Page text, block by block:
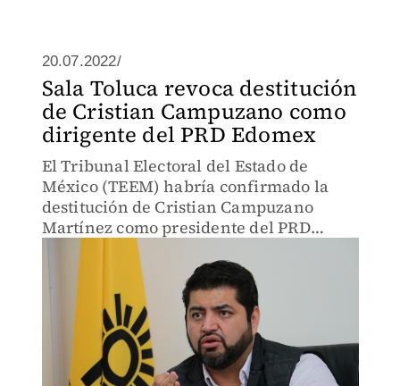
20.07.2022/
Sala Toluca revoca destitución
de Cristian Campuzano como
dirigente del PRD Edomex
El Tribunal Electoral del Estado de
México (TEEM) habría confirmado la
destitución de Cristian Campuzano
Martínez como presidente del PRD
mexiquense.